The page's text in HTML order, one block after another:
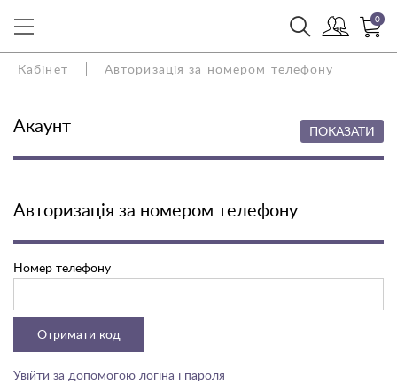
0
Кабінет Авторизація за номером телефону
Акаунт ПОКАЗАТИ
Авторизація за номером телефону
Номер телефону
Отримати код
Увійти за допомогою логіна і пароля